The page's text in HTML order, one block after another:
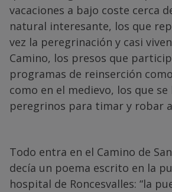
vacaciones a bajo coste cerca
natural interesante, los que
vez la peregrinación y casi
Camino, los presos que
programas de reinserción
como en el medievo, los que
peregrinos para timar y robar
Todo entra en el Camino de
decía un poema escrito en la
hospital de Roncesvalles: “la